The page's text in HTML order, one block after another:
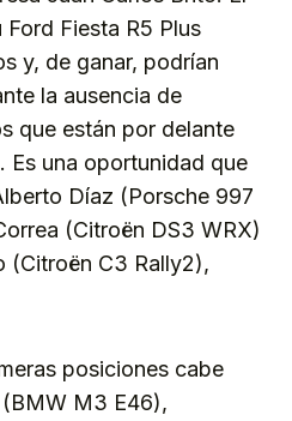
Fiesta R5 Plus
y, de ganar, podrían
la ausencia de
que están por delante
Es una oportunidad que
Díaz (Porsche 997
(Citroën DS3 WRX)
(Citroën C3 Rally2),
posiciones cabe
M3 E46),